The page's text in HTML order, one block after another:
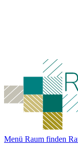
Menü Raum finden